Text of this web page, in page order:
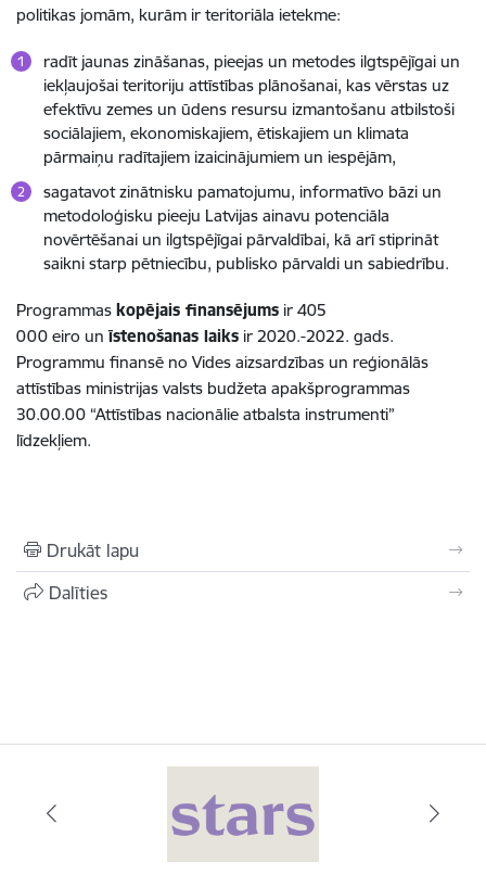
politikas jomām, kurām ir teritoriāla ietekme:
radīt jaunas zināšanas, pieejas un metodes ilgtspējīgai un
iekļaujošai teritoriju attīstības plānošanai, kas vērstas uz
efektīvu zemes un ūdens resursu izmantošanu atbilstoši
sociālajiem, ekonomiskajiem, ētiskajiem un klimata
pārmaiņu radītajiem izaicinājumiem un iespējām,
sagatavot zinātnisku pamatojumu, informatīvo bāzi un
metodoloģisku pieeju Latvijas ainavu potenciāla
novērtēšanai un ilgtspējīgai pārvaldībai, kā arī stiprināt
saikni starp pētniecību, publisko pārvaldi un sabiedrību.
Programmas kopējais finansējums ir 405
000 eiro unīstenošanas laiks ir 2020.-2022. gads.
Programmu finansē no Vides aizsardzības un reģionālās
attīstības ministrijas valsts budžeta apakšprogrammas
30.00.00 “Attīstības nacionālie atbalsta instrumenti”
līdzekļiem.
Drukāt lapu
Dalīties